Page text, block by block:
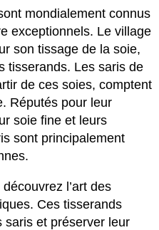
mondialement connus
exceptionnels. Le village
son tissage de la soie,
tisserands. Les saris de
de ces soies, comptent
Réputés pour leur
soie fine et leurs
sont principalement
l’art des
Ces tisserands
saris et préserver leur